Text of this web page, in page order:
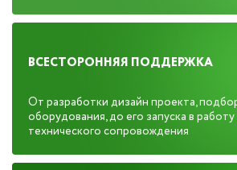
ВСЕСТОРОННЯЯ ПОДДЕРЖКА
От разработки дизайн проекта,
оборудования, до его запуска в
технического сопровождения